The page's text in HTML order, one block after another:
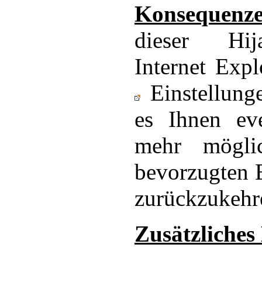
dieser
Internet
es Ihnen
mehr
bevorzugten